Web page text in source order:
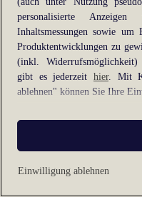
personalisierte
Inhaltsmessungen sowie um
Produktentwicklungen zu
(inkl. Widerrufsmöglichkeit)
gibt es jederzeit hier. Mit
ablehnen" können Sie Ihre
Sie können Ihre Einwilligung
für die Zukunft
"Cookie-Einstellungen"
ablehnen" klicken.
Einwilligung ablehnen